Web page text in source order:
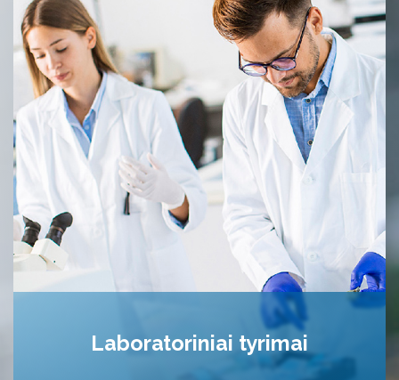
Laboratoriniai tyrimai